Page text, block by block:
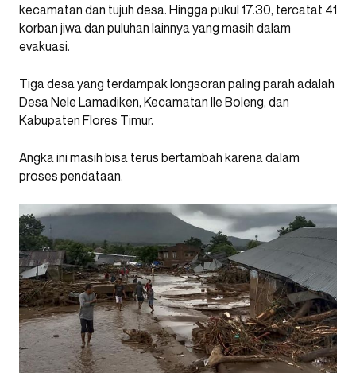
kecamatan dan tujuh desa. Hingga pukul 17.30, tercatat 41
korban jiwa dan puluhan lainnya yang masih dalam
evakuasi.
Tiga desa yang terdampak longsoran paling parah adalah
Desa Nele Lamadiken, Kecamatan Ile Boleng, dan
Kabupaten Flores Timur.
Angka ini masih bisa terus bertambah karena dalam
proses pendataan.